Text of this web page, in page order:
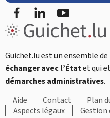
FacebookLinkedIn
Guichet.lu est un ensemble
échanger avec l’Étatet qui
démarches administratives.
Aide
Contact Plan
Aspects légaux
Gestion